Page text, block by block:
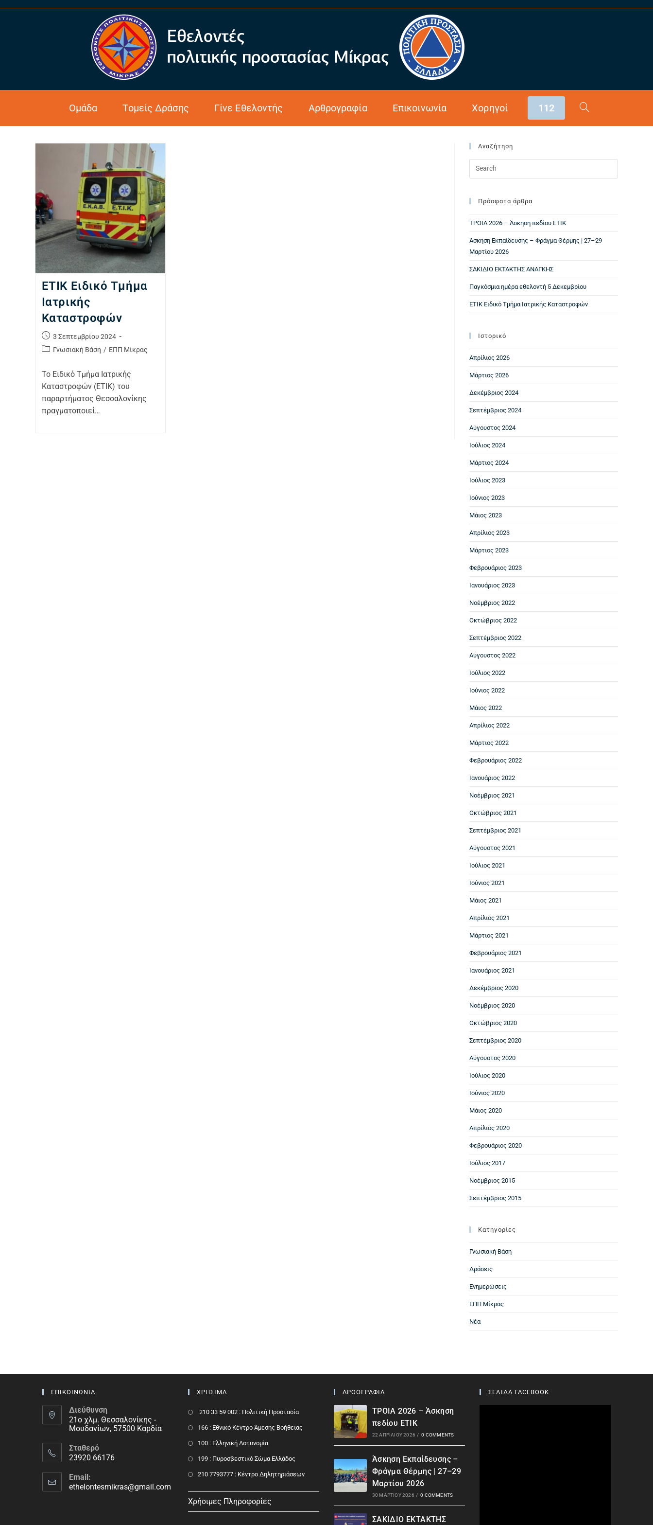
Ομάδα Τομείς Δράσης Γίνε Εθελοντής Αρθρογραφία Επικοινωνία Χορηγοί 112
Monthly Archives: Σεπτέμβριος 2024
ΕΤΙΚ Ειδικό Τμήμα
Ιατρικής
Καταστροφών
3 Σεπτεμβρίου 2024
Γνωσιακή Βάση / ΕΠΠ Μίκρας
Το Ειδικό Τμήμα Ιατρικής
Καταστροφών (ΕΤΙΚ) του
παραρτήματος Θεσσαλονίκης
πραγματοποιεί…
Αναζήτηση
Πρόσφατα άρθρα
ΤΡΟΙΑ 2026 – Άσκηση πεδίου ΕΤΙΚ
Άσκηση Εκπαίδευσης – Φράγμα Θέρμης | 27–29
Μαρτίου 2026
ΣΑΚΙΔΙΟ ΕΚΤΑΚΤΗΣ ΑΝΑΓΚΗΣ
Παγκόσμια ημέρα εθελοντή 5 Δεκεμβρίου
ΕΤΙΚ Ειδικό Τμήμα Ιατρικής Καταστροφών
Ιστορικό
Απρίλιος 2026
Μάρτιος 2026
Δεκέμβριος 2024
Σεπτέμβριος 2024
Αύγουστος 2024
Ιούλιος 2024
Μάρτιος 2024
Ιούλιος 2023
Ιούνιος 2023
Μάιος 2023
Απρίλιος 2023
Μάρτιος 2023
Φεβρουάριος 2023
Ιανουάριος 2023
Νοέμβριος 2022
Οκτώβριος 2022
Σεπτέμβριος 2022
Αύγουστος 2022
Ιούλιος 2022
Ιούνιος 2022
Μάιος 2022
Απρίλιος 2022
Μάρτιος 2022
Φεβρουάριος 2022
Ιανουάριος 2022
Νοέμβριος 2021
Οκτώβριος 2021
Σεπτέμβριος 2021
Αύγουστος 2021
Ιούλιος 2021
Ιούνιος 2021
Μάιος 2021
Απρίλιος 2021
Μάρτιος 2021
Φεβρουάριος 2021
Ιανουάριος 2021
Δεκέμβριος 2020
Νοέμβριος 2020
Οκτώβριος 2020
Σεπτέμβριος 2020
Αύγουστος 2020
Ιούλιος 2020
Ιούνιος 2020
Μάιος 2020
Απρίλιος 2020
Φεβρουάριος 2020
Ιούλιος 2017
Νοέμβριος 2015
Σεπτέμβριος 2015
Kατηγορίες
Γνωσιακή Βάση
Δράσεις
Ενημερώσεις
ΕΠΠ Μίκρας
Νέα
ΕΠΙΚΟΙΝΩΝΙΑ
Διεύθυνση
21ο χλμ. Θεσσαλονίκης -
Μουδανίων, 57500 Καρδία
Σταθερό
23920 66176
Email:
ethelontesmikras@gmail.com
ΧΡΗΣΙΜΑ
210 33 59 002 : Πολιτική Προστασία
166 : Εθνικό Κέντρο Άμεσης Βοήθειας
100 : Ελληνική Αστυνομία
199 : Πυροσβεστικό Σώμα Ελλάδος
210 7793777 : Kέντρο Δηλητηριάσεων
Χρήσιμες Πληροφορίες
ΑΡΘΟΓΡΑΦΙΑ
ΤΡΟΙΑ 2026 – Άσκηση
πεδίου ΕΤΙΚ
22 ΑΠΡΙΛΊΟΥ 2026 / 0 COMMENTS
Άσκηση Εκπαίδευσης –
Φράγμα Θέρμης | 27–29
Μαρτίου 2026
30 ΜΑΡΤΊΟΥ 2026 / 0 COMMENTS
ΣΑΚΙΔΙΟ ΕΚΤΑΚΤΗΣ
ΣΕΛΙΔΑ FACEBOOK